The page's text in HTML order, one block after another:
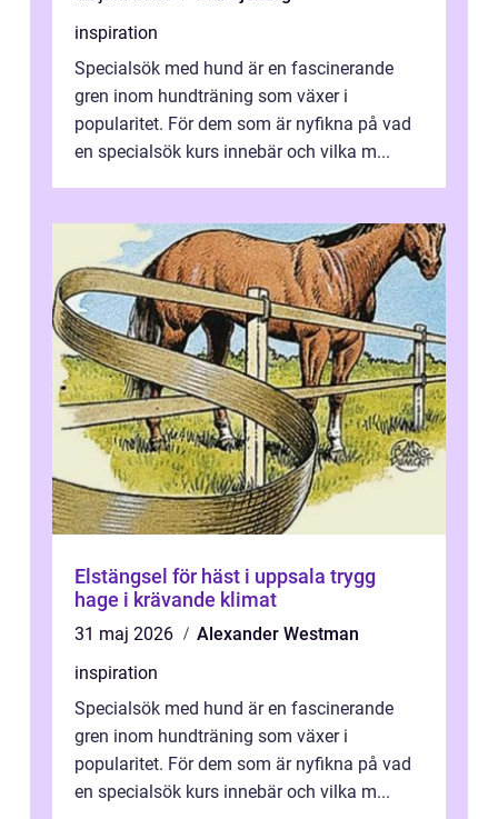
inspiration
Specialsök med hund är en fascinerande
gren inom hundträning som växer i
popularitet. För dem som är nyfikna på vad
en specialsök kurs innebär och vilka m...
Elstängsel för häst i uppsala trygg
hage i krävande klimat
31 maj 2026
Alexander Westman
inspiration
Specialsök med hund är en fascinerande
gren inom hundträning som växer i
popularitet. För dem som är nyfikna på vad
en specialsök kurs innebär och vilka m...